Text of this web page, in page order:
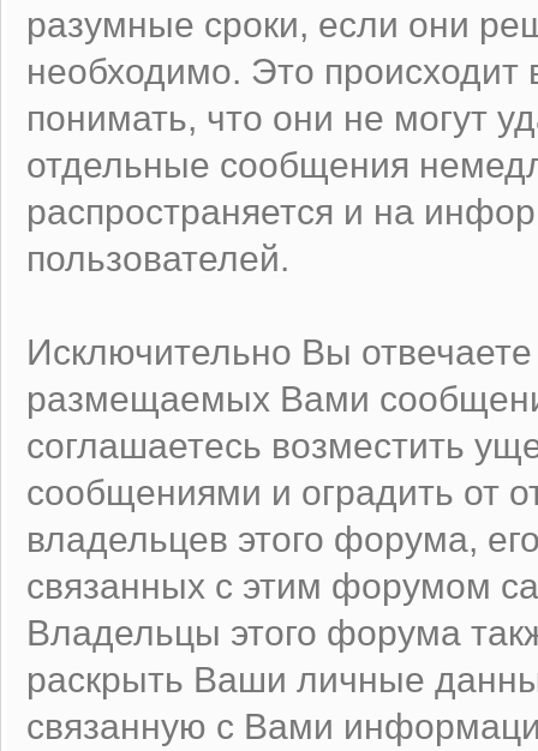
разумные сроки, если они
необходимо. Это происходит
понимать, что они не могут
отдельные сообщения
распространяется и на
пользователей.
Исключительно Вы
размещаемых Вами
соглашаетесь возместить
сообщениями и оградить от
владельцев этого форума,
связанных с этим форумом
Владельцы этого форума
раскрыть Ваши личные
связанную с Вами